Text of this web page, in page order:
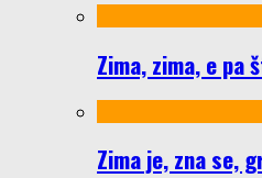
Zima, zima, e pa
Zima je, zna se,